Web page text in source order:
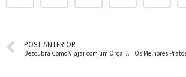
POST ANTERIOR
Descubra Como Viajar com um Orçamento Limitado